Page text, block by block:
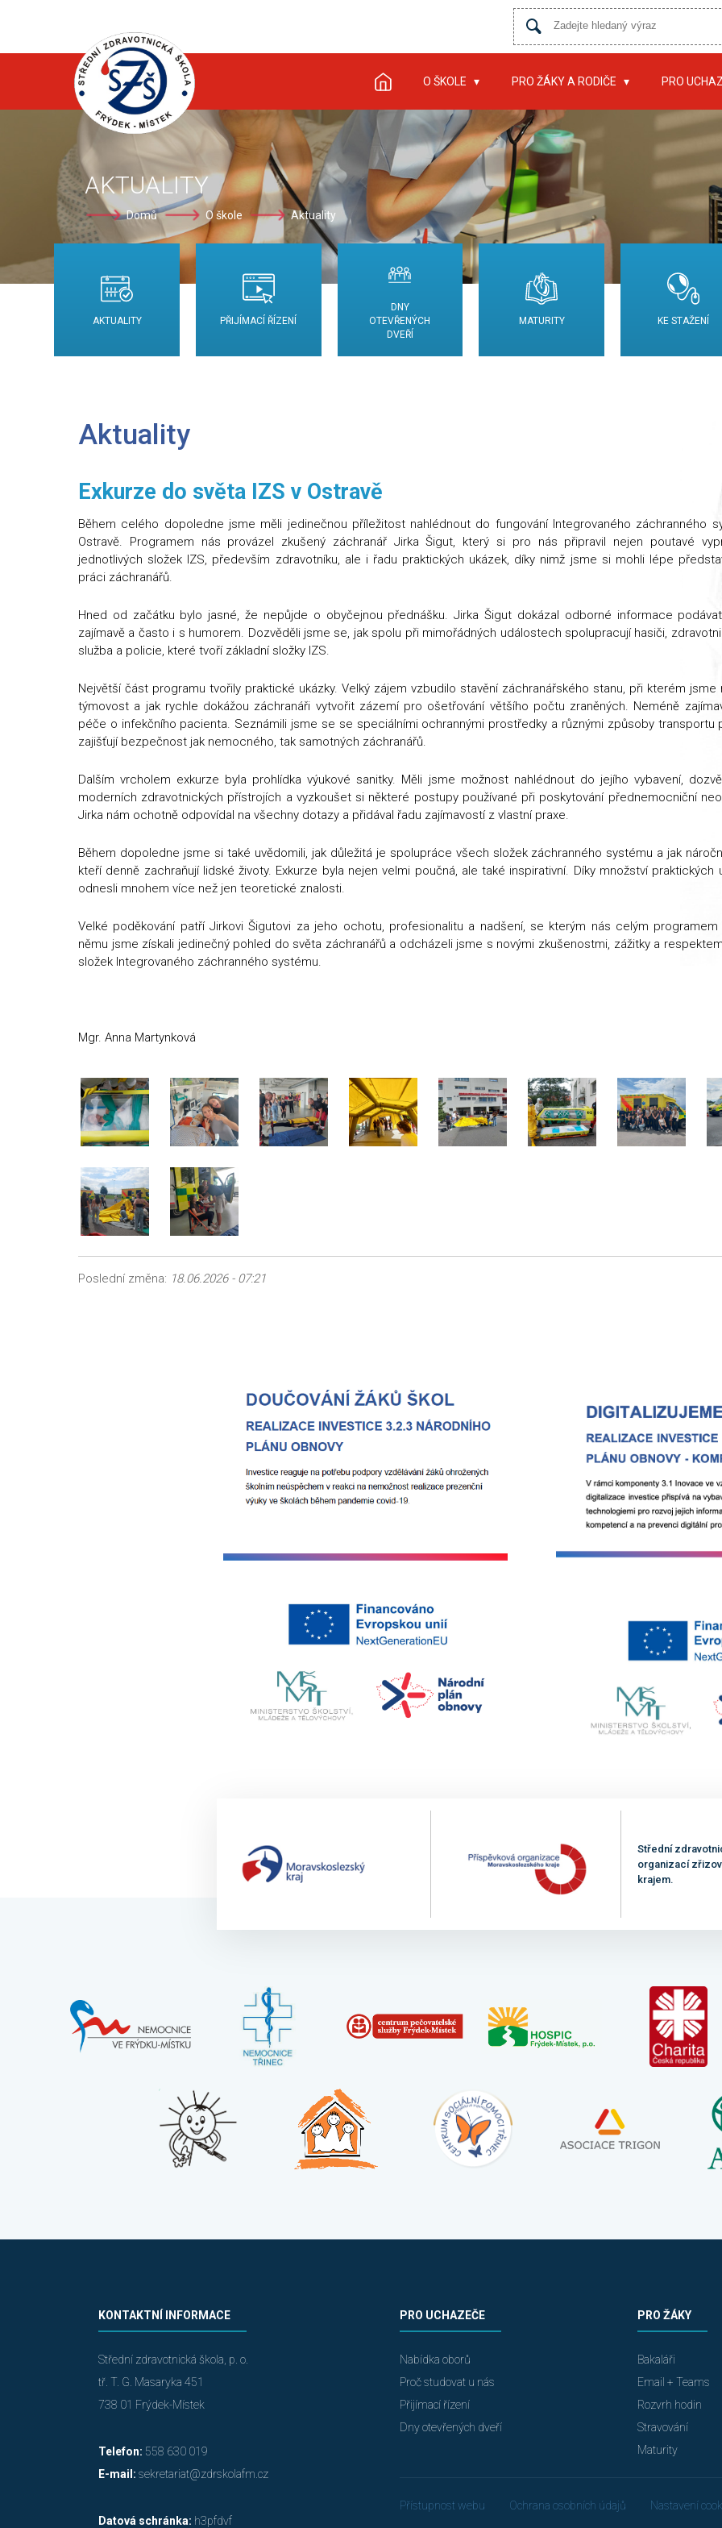
O ŠKOLE PRO ŽÁKY A RODIČE PRO
AKTUALITY
Domů O škole Aktuality
AKTUALITY PŘIJÍMACÍ ŘÍZENÍ
DNY
OTEVŘENÝCH
DVEŘÍ
MATURITY KE STAŽENÍ
Aktuality
Exkurze do světa IZS v Ostravě
Během celého dopoledne jsme měli jedinečnou příležitost nahlédnout do fungování Integrovaného záchranného
Ostravě. Programem nás provázel zkušený záchranář Jirka Šigut, který si pro nás připravil nejen poutavé
jednotlivých složek IZS, především zdravotníku, ale i řadu praktických ukázek, díky nimž jsme si mohli lépe
práci záchranářů.
Hned od začátku bylo jasné, že nepůjde o obyčejnou přednášku. Jirka Šigut dokázal odborné informace
zajímavě a často i s humorem. Dozvěděli jsme se, jak spolu při mimořádných událostech spolupracují hasiči,
služba a policie, které tvoří základní složky IZS.
Největší část programu tvořily praktické ukázky. Velký zájem vzbudilo stavění záchranářského stanu, při kterém jsme
týmovost a jak rychle dokážou záchranáři vytvořit zázemí pro ošetřování většího počtu zraněných. Neméně
péče o infekčního pacienta. Seznámili jsme se se speciálními ochrannými prostředky a různými způsoby transportu
zajišťují bezpečnost jak nemocného, tak samotných záchranářů.
Dalším vrcholem exkurze byla prohlídka výukové sanitky. Měli jsme možnost nahlédnout do jejího vybavení,
moderních zdravotnických přístrojích a vyzkoušet si některé postupy používané při poskytování přednemocniční
Jirka nám ochotně odpovídal na všechny dotazy a přidával řadu zajímavostí z vlastní praxe.
Během dopoledne jsme si také uvědomili, jak důležitá je spolupráce všech složek záchranného systému a jak
kteří denně zachraňují lidské životy. Exkurze byla nejen velmi poučná, ale také inspirativní. Díky množství praktických
odnesli mnohem více než jen teoretické znalosti.
Velké poděkování patří Jirkovi Šigutovi za jeho ochotu, profesionalitu a nadšení, se kterým nás celým programem
němu jsme získali jedinečný pohled do světa záchranářů a odcházeli jsme s novými zkušenostmi, zážitky a
složek Integrovaného záchranného systému.
Mgr. Anna Martynková
Poslední změna: 18.06.2026 - 07:21
Střední
organizací
krajem.
KONTAKTNÍ INFORMACE
Střední zdravotnická škola, p. o.
tř. T. G. Masaryka 451
738 01 Frýdek-Místek
Telefon: 558 630 019
E-mail: sekretariat@zdrskolafm.cz
Datová schránka: h3pfdvf
PRO UCHAZEČE
Nabídka oborů
Proč studovat u nás
Přijímací řízení
Dny otevřených dveří
PRO ŽÁKY
Bakaláři
Email + Teams
Rozvrh hodin
Stravování
Maturity
Přístupnost webu Ochrana osobních údajů Nastavení